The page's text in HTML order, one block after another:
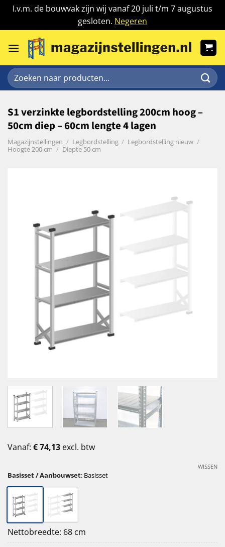
I.v.m. de bouwvak zijn wij vanaf 20 juli t/m 7 augustus
gesloten. Negeren
naar
Zoeken
naar:
S1 verzinkte legbordstelling 200cm hoog –
50cm diep – 60cm lengte 4 lagen
Magazijnstellingen / Legbordstelling / Legbordstelling nieuw /
Hoogte 200 cm / Diepte 50 cm
Vanaf: €74,13 excl. btw
Basisset / Aanbouwset: Basisset
WISSEN
Nettobreedte: 68 cm